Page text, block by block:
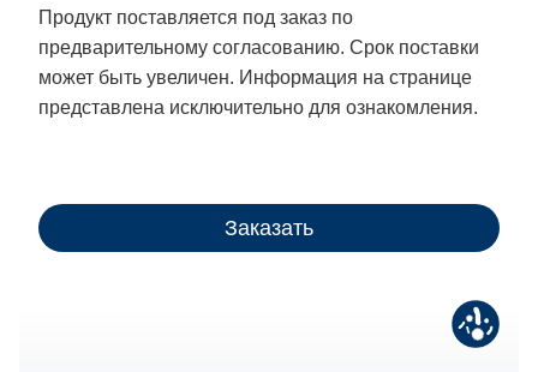
Продукт поставляется под заказ по
предварительному согласованию. Срок поставки
может быть увеличен. Информация на странице
представлена исключительно для ознакомления.
Заказать